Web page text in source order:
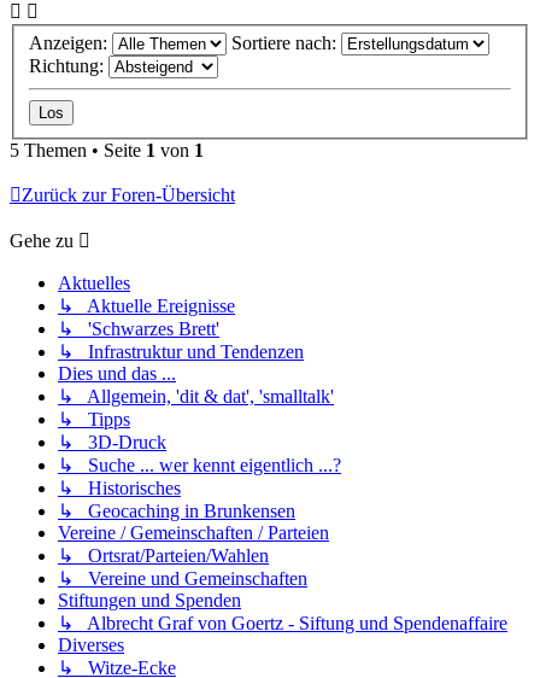
Anzeigen:
Sortiere nach:
Richtung:
5 Themen • Seite 1 von 1
Zurück zur Foren-Übersicht
Gehe zu
Aktuelles
↳ Aktuelle Ereignisse
↳ 'Schwarzes Brett'
↳ Infrastruktur und Tendenzen
Dies und das ...
↳ Allgemein, 'dit & dat', 'smalltalk'
↳ Tipps
↳ 3D-Druck
↳ Suche ... wer kennt eigentlich ...?
↳ Historisches
↳ Geocaching in Brunkensen
Vereine / Gemeinschaften / Parteien
↳ Ortsrat/Parteien/Wahlen
↳ Vereine und Gemeinschaften
Stiftungen und Spenden
↳ Albrecht Graf von Goertz - Siftung und Spendenaffaire
Diverses
↳ Witze-Ecke